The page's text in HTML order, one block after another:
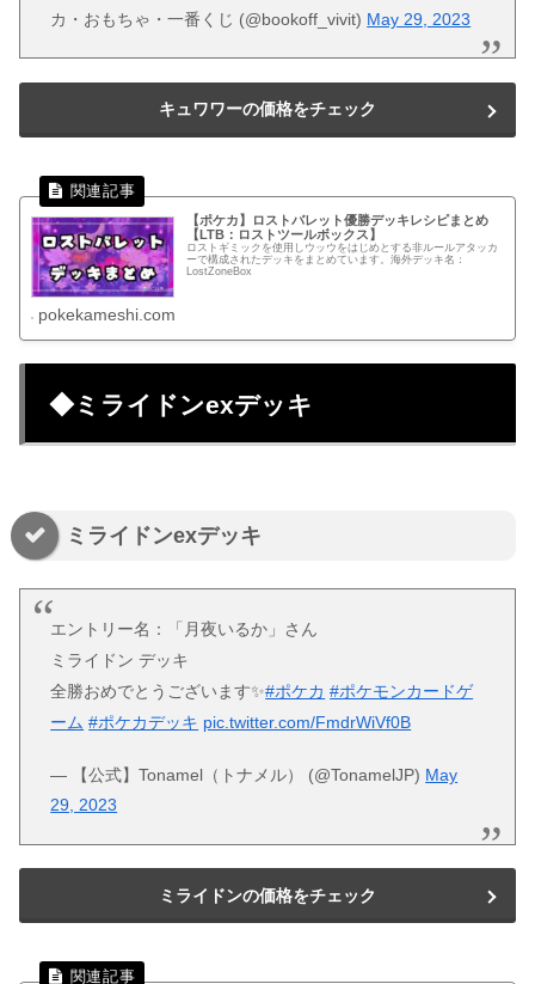
カ・おもちゃ・一番くじ (@bookoff_vivit) May 29, 2023
キュワワーの価格をチェック
【ポケカ】ロストバレット優勝デッキレシピまとめ
【LTB：ロストツールボックス】
ロストギミックを使用しウッウをはじめとする非ルールアタッカ
ーで構成されたデッキをまとめています。海外デッキ名：
LostZoneBox
pokekameshi.com
◆ミライドンexデッキ
ミライドンexデッキ
エントリー名：「月夜いるか」さん
ミライドン デッキ
全勝おめでとうございます✨#ポケカ #ポケモンカードゲ
ーム #ポケカデッキ pic.twitter.com/FmdrWiVf0B
— 【公式】Tonamel（トナメル） (@TonamelJP) May
29, 2023
ミライドンの価格をチェック